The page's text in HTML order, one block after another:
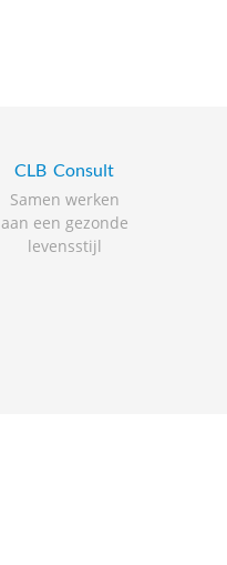
CLB Consult
Samen werken
aan een gezonde
levensstijl